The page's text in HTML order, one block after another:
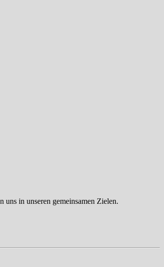
in unseren gemeinsamen Zielen.